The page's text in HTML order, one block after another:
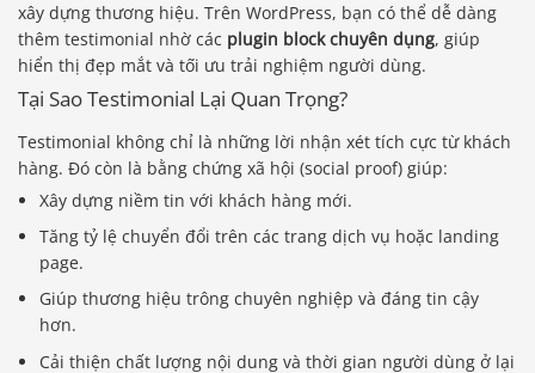
xây dựng thương hiệu. Trên WordPress, bạn có thể dễ dàng
thêm testimonial nhờ các plugin block chuyên dụng, giúp
hiển thị đẹp mắt và tối ưu trải nghiệm người dùng.
Tại Sao Testimonial Lại Quan Trọng?
Testimonial không chỉ là những lời nhận xét tích cực từ khách
hàng. Đó còn là bằng chứng xã hội (social proof) giúp:
Xây dựng niềm tin với khách hàng mới.
Tăng tỷ lệ chuyển đổi trên các trang dịch vụ hoặc landing
page.
Giúp thương hiệu trông chuyên nghiệp và đáng tin cậy
hơn.
Cải thiện chất lượng nội dung và thời gian người dùng ở lại